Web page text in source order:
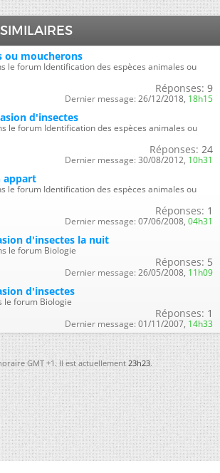
ou moucherons
le forum Identification des espèces animales ou
Réponses: 9
Dernier message: 26/12/2018, 18h15
d'insectes
le forum Identification des espèces animales ou
Réponses: 24
Dernier message: 30/08/2012, 10h31
appart
le forum Identification des espèces animales ou
Réponses: 1
Dernier message: 07/06/2008, 04h31
d'insectes la nuit
le forum Biologie
Réponses: 5
Dernier message: 26/05/2008, 11h09
d'insectes
le forum Biologie
Réponses: 1
Dernier message: 01/11/2007, 14h33
GMT +1. Il est actuellement23h23.